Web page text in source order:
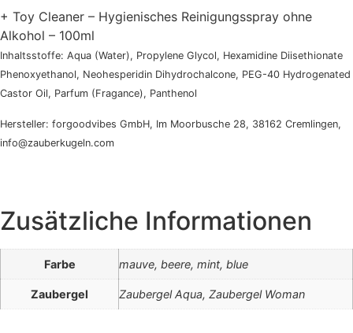
+ Toy Cleaner – Hygienisches Reinigungsspray ohne
Alkohol – 100ml
Inhaltsstoffe: Aqua (Water), Propylene Glycol, Hexamidine Diisethionate
Phenoxyethanol, Neohesperidin Dihydrochalcone, PEG-40 Hydrogenated
Castor Oil, Parfum (Fragance), Panthenol
Hersteller: forgoodvibes GmbH, Im Moorbusche 28, 38162 Cremlingen,
info@zauberkugeln.com
Zusätzliche Informationen
Farbe mauve, beere, mint, blue
Zaubergel Zaubergel Aqua, Zaubergel Woman